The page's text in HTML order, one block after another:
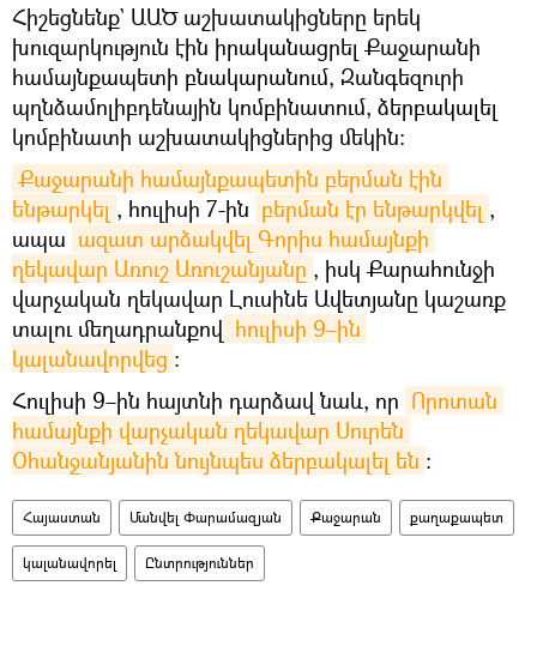
Հիշեցնենք` ԱԱԾ աշխատակիցները երեկ
խուզարկություն էին իրականացրել Քաջարանի
համայնքապետի բնակարանում, Զանգեզուրի
պղնձամոլիբդենային կոմբինատում, ձերբակալել
կոմբինատի աշխատակիցներից մեկին։
Քաջարանի համայնքապետին բերման էին
ենթարկել , հուլիսի 7-ին բերման էր ենթարկվել ,
ապա ազատ արձակվել Գորիս համայնքի
ղեկավար Առուշ Առուշանյանը , իսկ Քարահունջի
վարչական ղեկավար Լուսինե Ավետյանը կաշառք
տալու մեղադրանքով հուլիսի 9–ին
կալանավորվեց ։
Հուլիսի 9–ին hայտնի դարձավ նաև, որ Որոտան
համայնքի վարչական ղեկավար Սուրեն
Օհանջանյանին նույնպես ձերբակալել են ։
Հայաստան Մանվել Փարամազյան Քաջարան քաղաքապետ
կալանավորել Ընտրություններ